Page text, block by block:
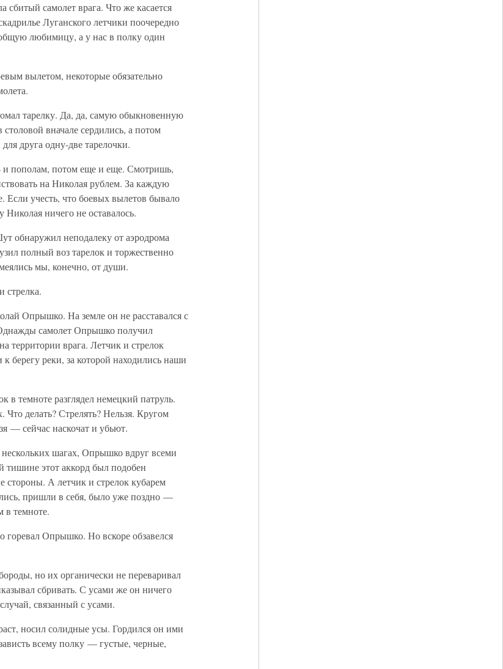
сбитый самолет врага. Что же касается
Луганского летчики поочередно
любимицу, а у нас в полку один
вылетом, некоторые обязательно
тарелку. Да, да, самую обыкновенную
вначале сердились, а потом
друга одну-две тарелочки.
пополам, потом еще и еще. Смотришь,
на Николая рублем. За каждую
Если учесть, что боевых вылетов бывало
Николая ничего не оставалось.
обнаружил неподалеку от аэродрома
полный воз тарелок и торжественно
мы, конечно, от души.
стрелка.
Опрышко. На земле он не расставался с
самолет Опрышко получил
врага. Летчик и стрелок
берегу реки, за которой находились наши
в темноте разглядел немецкий патруль.
Что делать? Стрелять? Нельзя. Кругом
— сейчас наскочат и убьют.
шагах, Опрышко вдруг всеми
этот аккорд был подобен
стороны. А летчик и стрелок кубарем
пришли в себя, было уже поздно —
в темноте.
горевал Опрышко. Но вскоре обзавелся
но их органически не переваривал
сбривать. С усами же он ничего
связанный с усами.
носил солидные усы. Гордился он ими
всему полку — густые, черные,